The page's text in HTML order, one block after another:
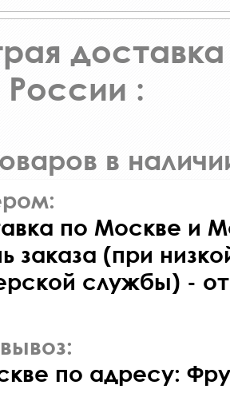
доставка
России :
в
по Москве и
заказа (при
службы) -
по адресу: